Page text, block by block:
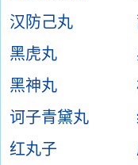
汉防己丸
黑虎丸
黑神丸
诃子青黛丸
红丸子